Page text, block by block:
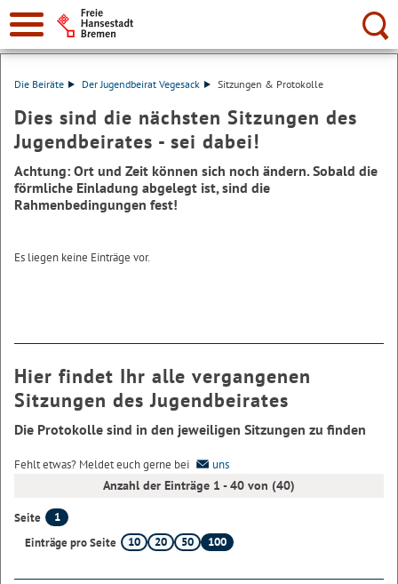
Suche:
Die Beiräte Der Jugendbeirat Vegesack Sitzungen & Protokolle
Dies sind die nächsten Sitzungen des
Jugendbeirates - sei dabei!
Achtung: Ort und Zeit können sich noch ändern. Sobald die
förmliche Einladung abgelegt ist, sind die
Rahmenbedingungen fest!
Es liegen keine Einträge vor.
Hier findet Ihr alle vergangenen
Sitzungen des Jugendbeirates
Die Protokolle sind in den jeweiligen Sitzungen zu finden
Fehlt etwas? Meldet euch gerne bei uns
Anzahl der Einträge 1 - 40 von (40)
Seite
1
Einträge pro Seite
10 20 50 100